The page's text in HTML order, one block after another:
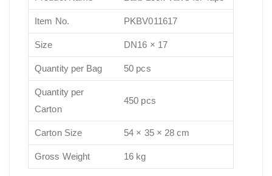
Item No. PKBV011617
Size DN16 × 17
Quantity per Bag 50 pcs
Quantity per
Carton
450 pcs
Carton Size 54 × 35 × 28 cm
Gross Weight 16 kg